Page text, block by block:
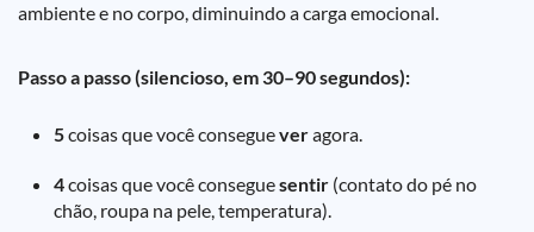
ambiente e no corpo, diminuindo a carga emocional.
Passo a passo (silencioso, em 30–90 segundos):
5coisas que você consegueveragora.
4coisas que você conseguesentir (contato do pé no
chão, roupa na pele, temperatura).